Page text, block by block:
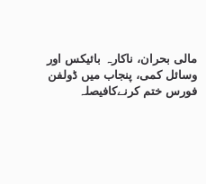
مالی بحران، ناکارہ بائیکس اور
وسائل کمی، پنجاب میں ڈولفن
فورس ختم کرنےکافیصلہ